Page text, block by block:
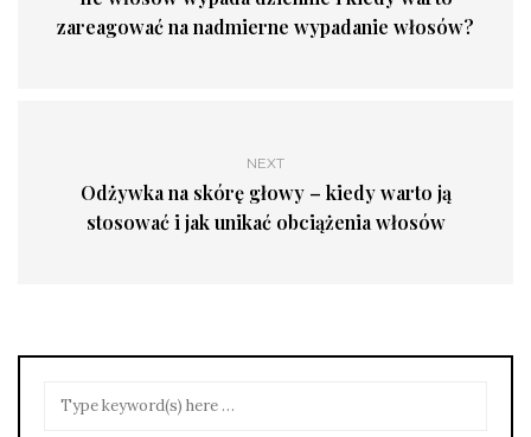
zareagować na nadmierne wypadanie włosów?
NEXT
Odżywka na skórę głowy – kiedy warto ją
stosować i jak unikać obciążenia włosów